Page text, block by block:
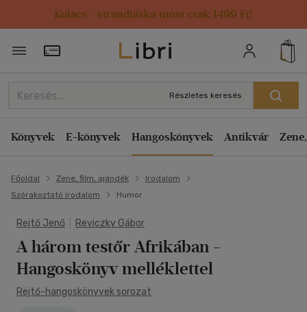
Kulacs / strandtáska most csak 1499 Ft!
Törzsvásárlói Kártya adatai
Részletes keresés
Könyvek E-könyvek Hangoskönyvek Antikvár
Főoldal Zene, film, ajándék
Irodalom
Szórakoztató irodalom
Humor
Rejtő Jenő Reviczky Gábor
A három testőr Afrikában -
Hangoskönyv melléklettel
Rejtő-hangoskönyvek sorozat